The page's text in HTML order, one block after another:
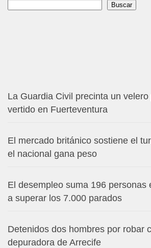
Buscar
La Guardia Civil precinta un
vertido en Fuerteventura
El mercado británico sostiene el
el nacional gana peso
El desempleo suma 196 personas
a superar los 7.000 parados
Detenidos dos hombres por robar
depuradora de Arrecife